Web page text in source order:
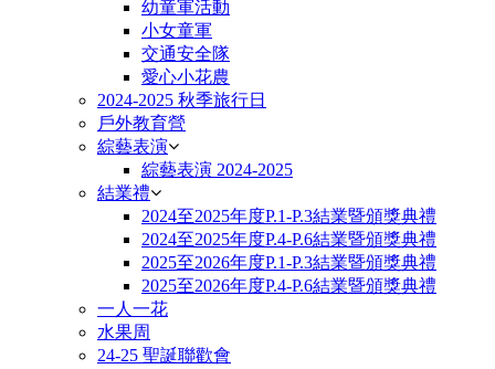
幼童軍活動
小女童軍
交通安全隊
愛心小花農
2024-2025 秋季旅行日
戶外教育營
綜藝表演
綜藝表演 2024-2025
結業禮
2024至2025年度P.1-P.3結業暨頒獎典禮
2024至2025年度P.4-P.6結業暨頒獎典禮
2025至2026年度P.1-P.3結業暨頒獎典禮
2025至2026年度P.4-P.6結業暨頒獎典禮
一人一花
水果周
24-25 聖誕聯歡會